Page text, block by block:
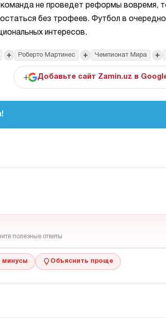
команда не проведет реформы вовремя,
остаться без трофеев. Футбол в
интересов.
+ Роберто Мартинес + Чемпионат Мира +
+ Добавьте сайт Zamin.uz в
полезные ответы
минусы Объяснить проще